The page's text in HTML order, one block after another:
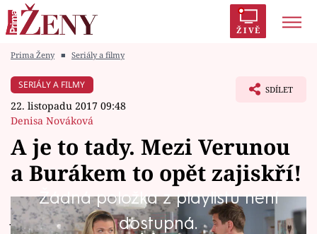
ŽIVĚ
Módní alarm
Témata
Celebrity
Prima Ženy ■ Seriály a filmy
SERIÁLY A FILMY
22. listopadu 2017 09:48
Denisa Nováková
SDÍLET
A je to tady. Mezi Verunou
a Burákem to opět zajiskří!
Žádná položka z playlistu není
dostupná.
Jenže Burák má přece svoji Karolínu...